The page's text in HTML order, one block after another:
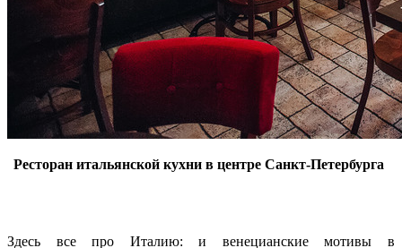
Ресторан итальянской кухни в центре Санкт-Петербурга
Здесь все про Италию: и венецианские мотивы в